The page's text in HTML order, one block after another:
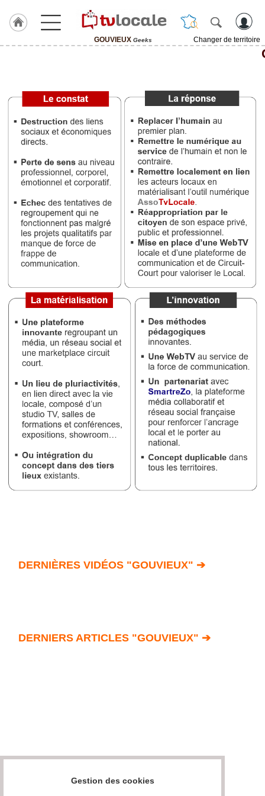
GOUVIEUX Geeks
Changer de territoire
ACCUEIL
GOUVIEUX
TvLocale
France
Accueil
Agenda
Gazette
Vidéos
Médias
du
groupe
Blogs
Prémium
annuaire
Accès
éditeur
DERNIÈRES VIDÉOS "GOUVIEUX" ➔
DERNIERS ARTICLES "GOUVIEUX" ➔
Gestion des cookies